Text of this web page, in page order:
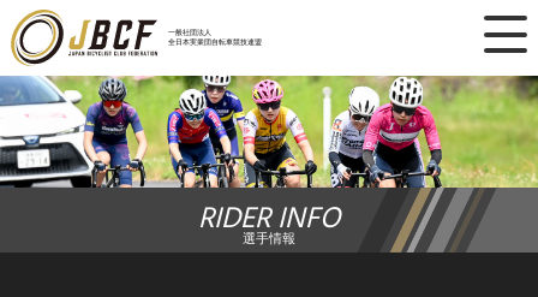
一般社団法人
全日本実業団自転車競技連盟
×
ニュース
レース日程
ランキング
RIDER INFO
選手情報